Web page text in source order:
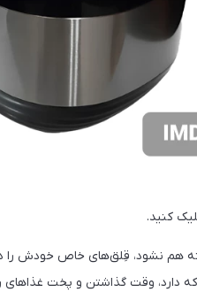
کنید.
نشود، قِلق‌های خاص خودش را دارد
دارد، وقت گذاشتن و پخت غذاهای